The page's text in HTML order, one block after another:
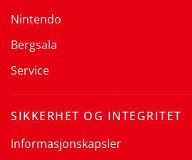
Nintendo
Bergsala
Service
SIKKERHET OG INTEGRITET
Informasjonskapsler